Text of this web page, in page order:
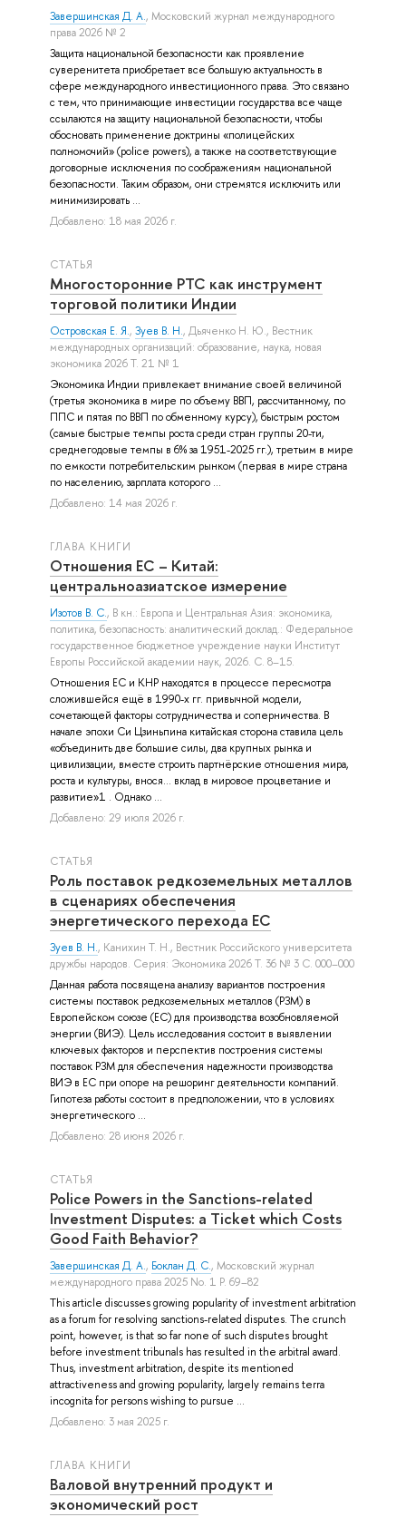
Завершинская Д. А., Московский журнал международного
права 2026 № 2
Защита национальной безопасности как проявление
суверенитета приобретает все большую актуальность в
сфере международного инвестиционного права. Это связано
с тем, что принимающие инвестиции государства все чаще
ссылаются на защиту национальной безопасности, чтобы
обосновать применение доктрины «полицейских
полномочий» (police powers), а также на соответствующие
договорные исключения по соображениям национальной
безопасности. Таким образом, они стремятся исключить или
минимизировать ...
Добавлено: 18 мая 2026 г.
СТАТЬЯ
Многосторонние РТС как инструмент
торговой политики Индии
Островская Е. Я., Зуев В. Н., Дьяченко Н. Ю., Вестник
международных организаций: образование, наука, новая
экономика 2026 Т. 21 № 1
Экономика Индии привлекает внимание своей величиной
(третья экономика в мире по объему ВВП, рассчитанному, по
ППС и пятая по ВВП по обменному курсу), быстрым ростом
(самые быстрые темпы роста среди стран группы 20-ти,
среднегодовые темпы в 6% за 1951-2025 гг.), третьим в мире
по емкости потребительским рынком (первая в мире страна
по населению, зарплата которого ...
Добавлено: 14 мая 2026 г.
ГЛАВА КНИГИ
Отношения ЕС – Китай:
центральноазиатское измерение
Изотов В. С., В кн.: Европа и Центральная Азия: экономика,
политика, безопасность: аналитический доклад.: Федеральное
государственное бюджетное учреждение науки Институт
Европы Российской академии наук, 2026. С. 8–15.
Отношения ЕС и КНР находятся в процессе пересмотра
сложившейся ещё в 1990-х гг. привычной модели,
сочетающей факторы сотрудничества и соперничества. В
начале эпохи Си Цзиньпина китайская сторона ставила цель
«объединить две большие силы, два крупных рынка и
цивилизации, вместе строить партнёрские отношения мира,
роста и культуры, внося… вклад в мировое процветание и
развитие»1 . Однако ...
Добавлено: 29 июля 2026 г.
СТАТЬЯ
Роль поставок редкоземельных металлов
в сценариях обеспечения
энергетического перехода ЕС
Зуев В. Н., Канихин Т. Н., Вестник Российского университета
дружбы народов. Серия: Экономика 2026 Т. 36 № 3 С. 000–000
Данная работа посвящена анализу вариантов построения
системы поставок редкоземельных металлов (РЗМ) в
Европейском союзе (ЕС) для производства возобновляемой
энергии (ВИЭ). Цель исследования состоит в выявлении
ключевых факторов и перспектив построения системы
поставок РЗМ для обеспечения надежности производства
ВИЭ в ЕС при опоре на решоринг деятельности компаний.
Гипотеза работы состоит в предположении, что в условиях
энергетического ...
Добавлено: 28 июня 2026 г.
СТАТЬЯ
Police Powers in the Sanctions-related
Investment Disputes: a Ticket which Costs
Good Faith Behavior?
Завершинская Д. А., Боклан Д. С., Московский журнал
международного права 2025 No. 1 P. 69–82
This article discusses growing popularity of investment arbitration
as a forum for resolving sanctions-related disputes. The crunch
point, however, is that so far none of such disputes brought
before investment tribunals has resulted in the arbitral award.
Thus, investment arbitration, despite its mentioned
attractiveness and growing popularity, largely remains terra
incognita for persons wishing to pursue ...
Добавлено: 3 мая 2025 г.
ГЛАВА КНИГИ
Валовой внутренний продукт и
экономический рост